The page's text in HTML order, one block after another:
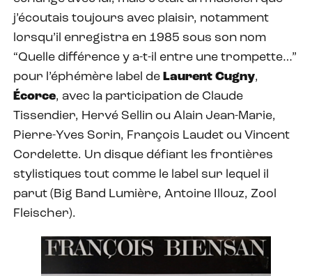
j’écoutais toujours avec plaisir, notamment
lorsqu’il enregistra en 1985 sous son nom
“Quelle différence y a-t-il entre une trompette…”
pour l’éphémère label de Laurent Cugny,
Écorce, avec la participation de Claude
Tissendier, Hervé Sellin ou Alain Jean-Marie,
Pierre-Yves Sorin, François Laudet ou Vincent
Cordelette. Un disque défiant les frontières
stylistiques tout comme le label sur lequel il
parut (Big Band Lumière, Antoine Illouz, Zool
Fleischer).